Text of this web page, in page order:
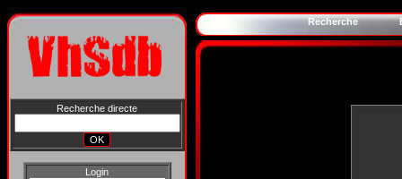
Recherche directe
Login
Recherche